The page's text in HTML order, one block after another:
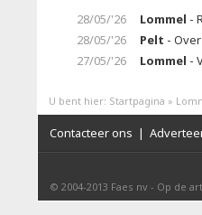
28/05/'26
Lommel -
28/05/'26
Pelt -
27/05/'26
Lommel -
U bent hier: Startpagina »
Contacteer ons |
© 2004-2013 Faes nv - Op de